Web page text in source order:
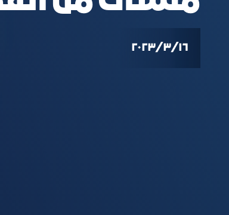
١٦‏/٣‏/٢٠٢٣